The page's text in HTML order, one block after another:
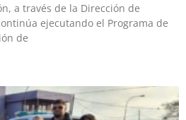
a través de la Dirección de
ejecutando el Programa de
de